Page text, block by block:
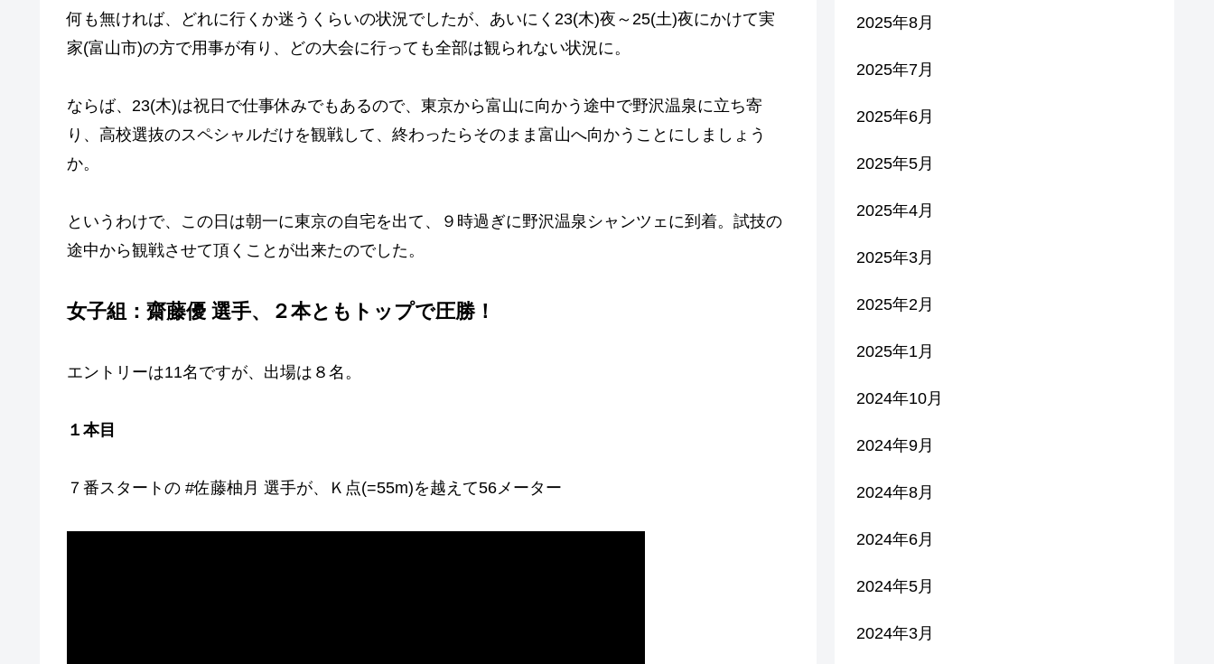
何も無ければ、どれに行くか迷うくらいの状況でしたが、あいにく23(木)夜～25(土)夜にかけて実
家(富山市)の方で用事が有り、どの大会に行っても全部は観られない状況に。
ならば、23(木)は祝日で仕事休みでもあるので、東京から富山に向かう途中で野沢温泉に立ち寄
り、高校選抜のスペシャルだけを観戦して、終わったらそのまま富山へ向かうことにしましょう
か。
というわけで、この日は朝一に東京の自宅を出て、９時過ぎに野沢温泉シャンツェに到着。試技の
途中から観戦させて頂くことが出来たのでした。
女子組：齋藤優 選手、２本ともトップで圧勝！
エントリーは11名ですが、出場は８名。
１本目
７番スタートの #佐藤柚月 選手が、Ｋ点(=55m)を越えて56メーター
2025年8月
2025年7月
2025年6月
2025年5月
2025年4月
2025年3月
2025年2月
2025年1月
2024年10月
2024年9月
2024年8月
2024年6月
2024年5月
2024年3月